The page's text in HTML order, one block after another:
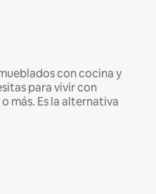
con cocina y
para vivir con
más. Es la alternativa